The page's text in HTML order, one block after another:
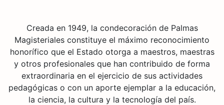
Creada en 1949, la condecoración de Palmas
Magisteriales constituye el máximo reconocimiento
honorífico que el Estado otorga a maestros, maestras
y otros profesionales que han contribuido de forma
extraordinaria en el ejercicio de sus actividades
pedagógicas o con un aporte ejemplar a la educación,
la ciencia, la cultura y la tecnología del país.